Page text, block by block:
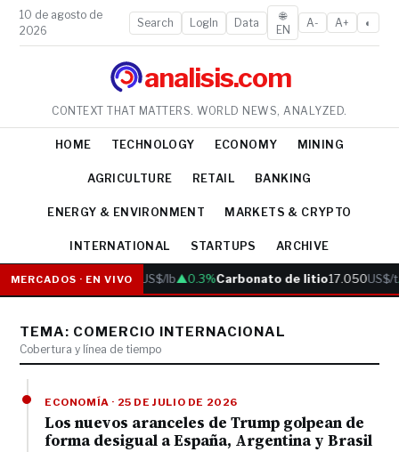
10 de agosto de
2026
Search LogIn Data
🌐
EN
A- A+ ◐
analisis.com
CONTEXT THAT MATTERS. WORLD NEWS, ANALYZED.
HOME TECHNOLOGY ECONOMY MINING
AGRICULTURE RETAIL BANKING
ENERGY & ENVIRONMENT MARKETS & CRYPTO
INTERNATIONAL STARTUPS ARCHIVE
MERCADOS · EN VIVO
Cobre6.05 US$/lb▲0.3%Carbonato de litio17.050US$/t
TEMA: COMERCIO INTERNACIONAL
Cobertura y línea de tiempo
ECONOMÍA · 25 DE JULIO DE 2026
Los nuevos aranceles de Trump golpean de
forma desigual a España, Argentina y Brasil